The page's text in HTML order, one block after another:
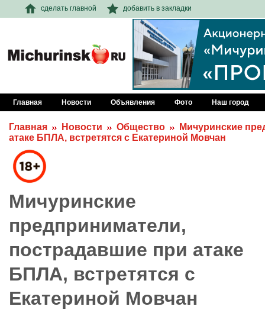
сделать главной добавить в закладки
Главная Новости Объявления Фото Наш город
Главная Новости Общество
Мичуринские
атаке БПЛА, встретятся с Екатериной Мовчан
Мичуринские
предприниматели,
пострадавшие при атаке
БПЛА, встретятся с
Екатериной Мовчан